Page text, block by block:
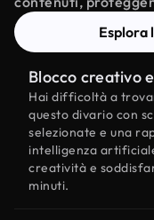
Esplora
Blocco creativo
Hai difficoltà a
questo divario con
selezionate e una
intelligenza
creatività e
minuti.